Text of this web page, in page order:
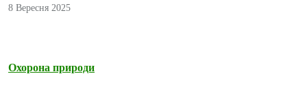
незалежною від…
8 Вересня 2025
Охорона природи